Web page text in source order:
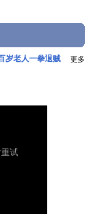
岁老人一拳退贼 更多